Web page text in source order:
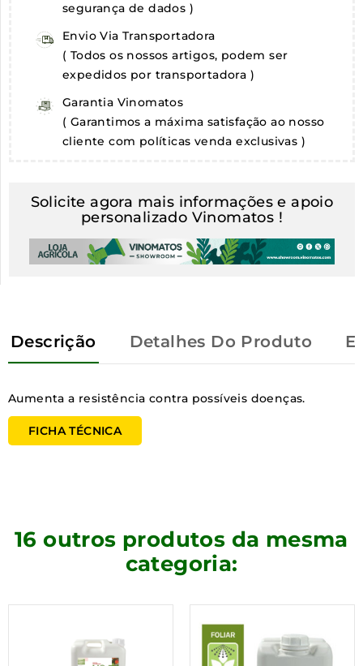
segurança de dados )
Envio Via Transportadora
( Todos os nossos artigos, podem ser
expedidos por transportadora )
Garantia Vinomatos
( Garantimos a máxima satisfação ao nosso
cliente com políticas venda exclusivas )
Solicite agora mais informações e apoio
personalizado Vinomatos !
Descrição Detalhes Do Produto
Aumenta a resistência contra possíveis doenças.
FICHA TÉCNICA
16 outros produtos da mesma
categoria: